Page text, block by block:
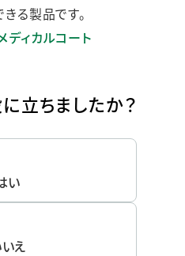
る製品です。
ディカルコート
立ちましたか？
い
え